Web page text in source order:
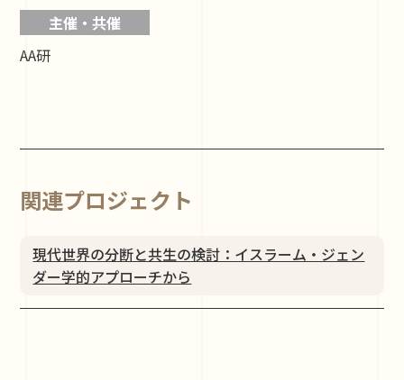
主催・共催
AA研
関連プロジェクト
現代世界の分断と共⽣の検討：イスラーム・ジェン
ダー学的アプローチから